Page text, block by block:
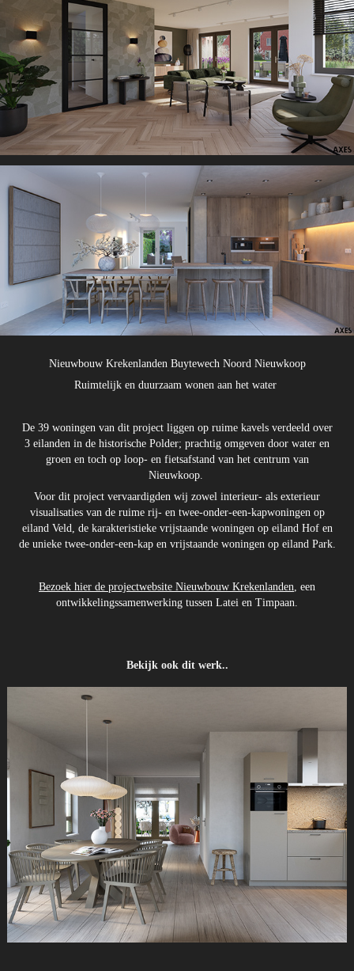
Nieuwbouw Krekenlanden Buytewech Noord Nieuwkoop
Ruimtelijk en duurzaam wonen aan het water
De 39 woningen van dit project liggen op ruime kavels verdeeld over
3 eilanden in de historische Polder; prachtig omgeven door water en
groen en toch op loop- en fietsafstand van het centrum van
Nieuwkoop.
Voor dit project vervaardigden wij zowel interieur- als exterieur
visualisaties van de ruime rij- en twee-onder-een-kapwoningen op
eiland Veld, de karakteristieke vrijstaande woningen op eiland Hof en
de unieke twee-onder-een-kap en vrijstaande woningen op eiland Park.
Bezoek hier de projectwebsite Nieuwbouw Krekenlanden, een
ontwikkelingssamenwerking tussen Latei en Timpaan.
Bekijk ook dit werk..
Krekenlanden Nieuwkoop interieur visuals